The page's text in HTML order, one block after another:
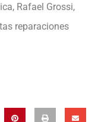
Rafael Grossi,
reparaciones